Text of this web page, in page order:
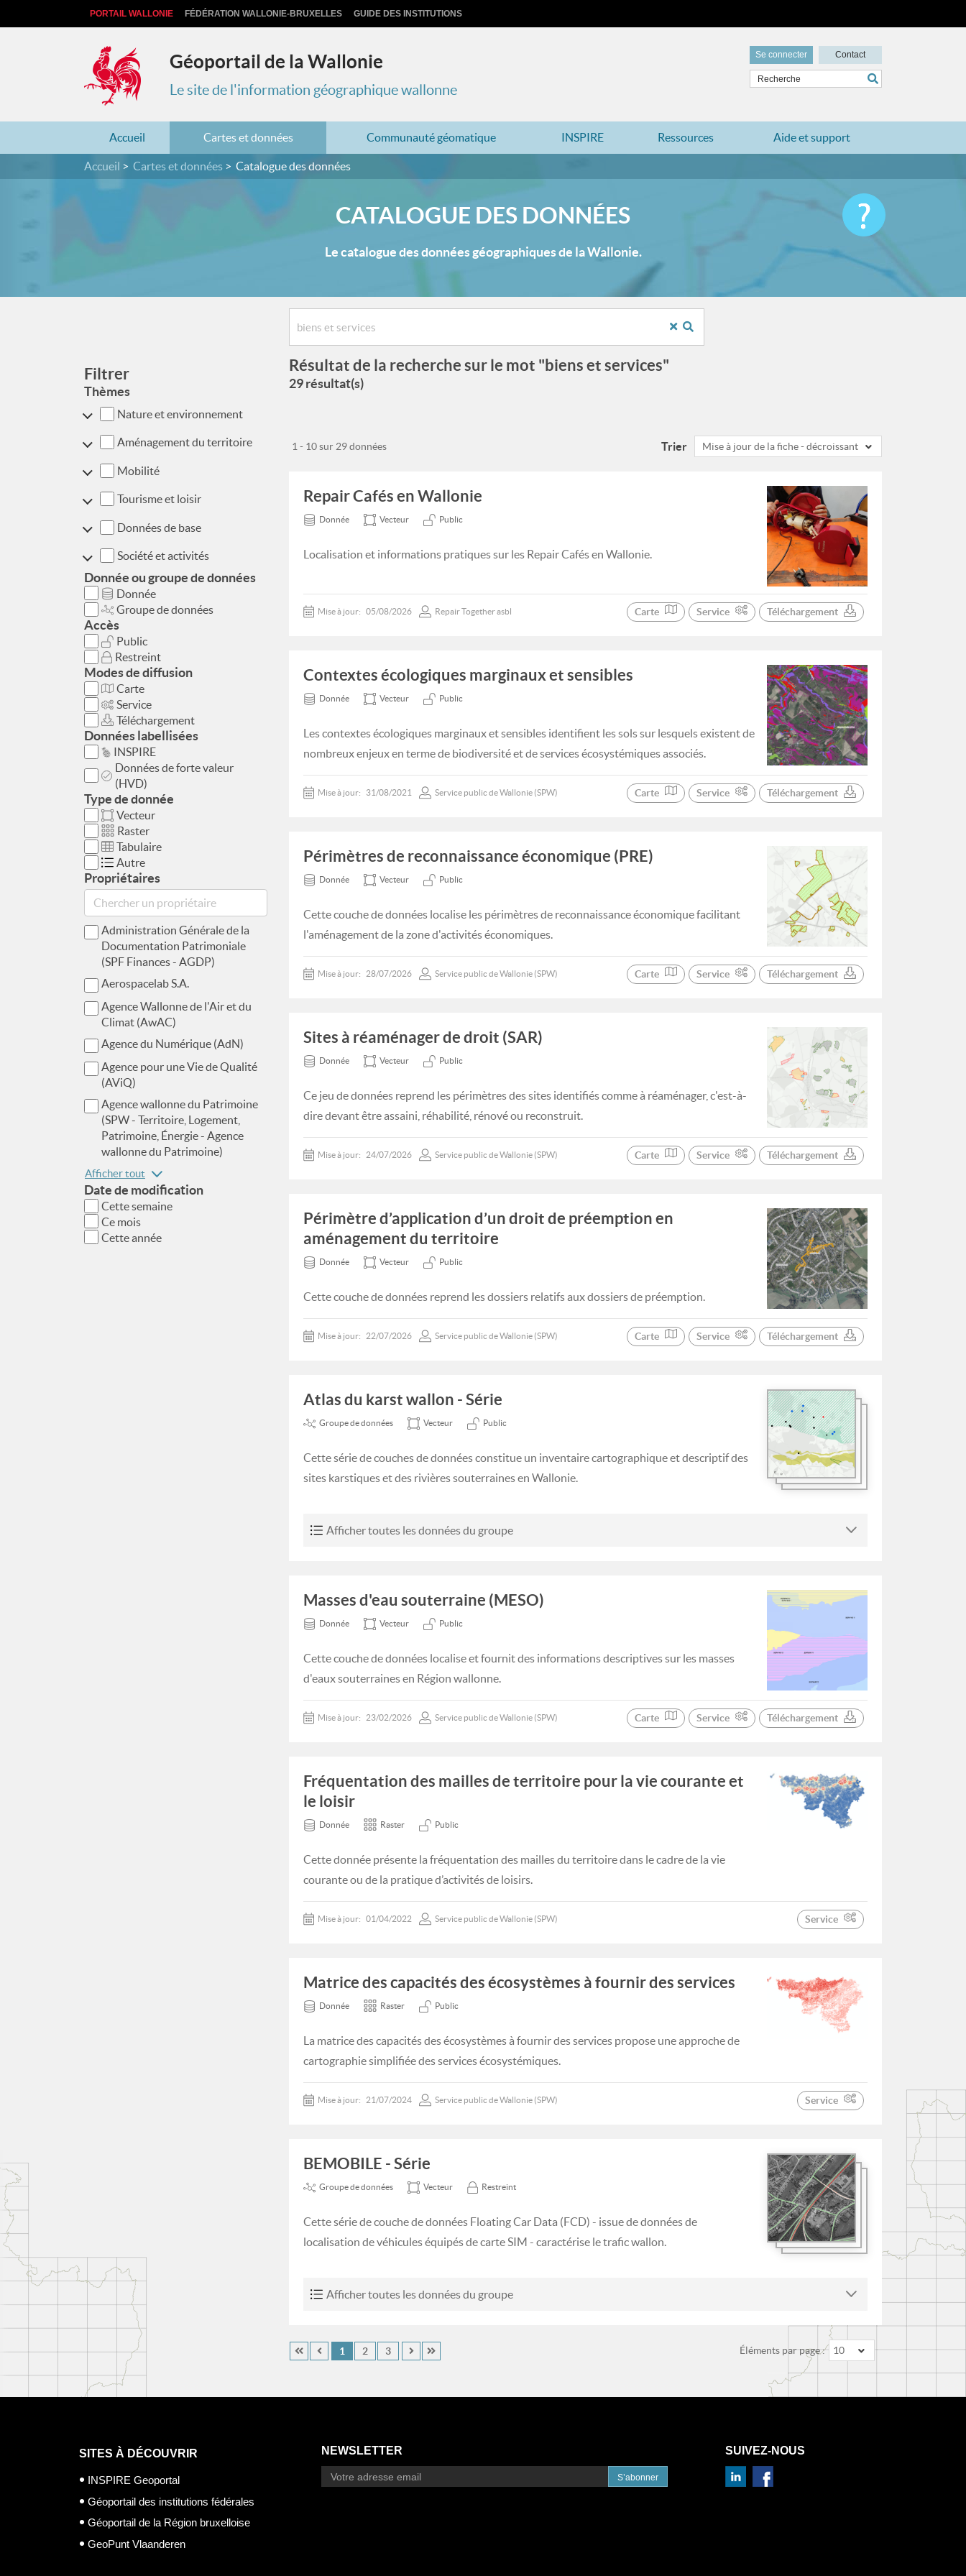
PORTAIL WALLONIE FÉDÉRATION WALLONIE-BRUXELLES GUIDE DES INSTITUTIONS
Géoportail de la Wallonie
Le site de l'information géographique wallonne
Se connecter Contact
Accueil Cartes et données Communauté géomatique INSPIRE Ressources Aide et support
Accueil Cartes et données Catalogue des données
CATALOGUE DES DONNÉES
Le catalogue des données géographiques de la Wallonie.
Filtrer
Thèmes
Nature et environnement
Aménagement du territoire
Mobilité
Tourisme et loisir
Données de base
Société et activités
Donnée ou groupe de données
Donnée
Groupe de données
Accès
Public
Restreint
Modes de diffusion
Carte
Service
Téléchargement
Données labellisées
INSPIRE
Données de forte valeur
(HVD)
Type de donnée
Vecteur
Raster
Tabulaire
Autre
Propriétaires
Administration Générale de la
Documentation Patrimoniale
(SPF Finances - AGDP)
Aerospacelab S.A.
Agence Wallonne de l'Air et du
Climat (AwAC)
Agence du Numérique (AdN)
Agence pour une Vie de Qualité
(AViQ)
Agence wallonne du Patrimoine
(SPW - Territoire, Logement,
Patrimoine, Énergie - Agence
wallonne du Patrimoine)
Afficher tout
Date de modification
Cette semaine
Ce mois
Cette année
Résultat de la recherche sur le mot "biens et services"
29 résultat(s)
Trier Mise à jour de la fiche - décroissant
1 - 10 sur 29 données
Repair Cafés en Wallonie
Donnée Vecteur Public
Localisation et informations pratiques sur les Repair Cafés en Wallonie.
Mise à jour: 05/08/2026 Repair Together asbl Carte Service Téléchargement
Contextes écologiques marginaux et sensibles
Donnée Vecteur Public
Les contextes écologiques marginaux et sensibles identifient les sols sur lesquels existent de
nombreux enjeux en terme de biodiversité et de services écosystémiques associés.
Mise à jour: 31/08/2021 Service public de Wallonie (SPW) Carte Service Téléchargement
Périmètres de reconnaissance économique (PRE)
Donnée Vecteur Public
Cette couche de données localise les périmètres de reconnaissance économique facilitant
l'aménagement de la zone d'activités économiques.
Mise à jour: 28/07/2026 Service public de Wallonie (SPW) Carte Service Téléchargement
Sites à réaménager de droit (SAR)
Donnée Vecteur Public
Ce jeu de données reprend les périmètres des sites identifiés comme à réaménager, c'est-à-
dire devant être assaini, réhabilité, rénové ou reconstruit.
Mise à jour: 24/07/2026 Service public de Wallonie (SPW) Carte Service Téléchargement
Périmètre d’application d’un droit de préemption en
aménagement du territoire
Donnée Vecteur Public
Cette couche de données reprend les dossiers relatifs aux dossiers de préemption.
Mise à jour: 22/07/2026 Service public de Wallonie (SPW) Carte Service Téléchargement
Atlas du karst wallon - Série
Groupe de données Vecteur Public
Cette série de couches de données constitue un inventaire cartographique et descriptif des
sites karstiques et des rivières souterraines en Wallonie.
Afficher toutes les données du groupe
Masses d'eau souterraine (MESO)
Donnée Vecteur Public
Cette couche de données localise et fournit des informations descriptives sur les masses
d'eaux souterraines en Région wallonne.
Mise à jour: 23/02/2026 Service public de Wallonie (SPW) Carte Service Téléchargement
Fréquentation des mailles de territoire pour la vie courante et
le loisir
Donnée Raster Public
Cette donnée présente la fréquentation des mailles du territoire dans le cadre de la vie
courante ou de la pratique d’activités de loisirs.
Mise à jour: 01/04/2022 Service public de Wallonie (SPW) Service
Matrice des capacités des écosystèmes à fournir des services
Donnée Raster Public
La matrice des capacités des écosystèmes à fournir des services propose une approche de
cartographie simplifiée des services écosystémiques.
Mise à jour: 21/07/2024 Service public de Wallonie (SPW) Service
BEMOBILE - Série
Groupe de données Vecteur Restreint
Cette série de couche de données Floating Car Data (FCD) - issue de données de
localisation de véhicules équipés de carte SIM - caractérise le trafic wallon.
Afficher toutes les données du groupe
Éléments par page : 10
1 2 3
SITES À DÉCOUVRIR
INSPIRE Geoportal
Géoportail des institutions fédérales
Géoportail de la Région bruxelloise
GeoPunt Vlaanderen
NEWSLETTER
S’abonner
SUIVEZ-NOUS